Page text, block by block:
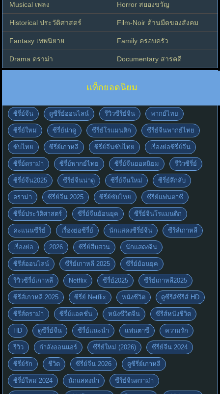
Musical เพลง Horror สยองขวัญ
Historical ประวัติศาสตร์ Film-Noir ด้านมืดของสังคม
Fantasy เทพนิยาย Family ครอบครัว
Drama ดราม่า Documentary สารคดี
แท็กยอดนิยม
ซีรี่ย์จีน ดูซีรี่ย์ออนไลน์ รีวิวซีรี่ย์จีน พากย์ไทย
ซีรี่ย์ใหม่ ซีรี่ย์น่าดู ซีรี่ย์โรแมนติก ซีรี่ย์จีนพากย์ไทย
ซับไทย ซีรี่ย์เกาหลี ซีรี่ย์จีนซับไทย เรื่องย่อซีรี่ย์จีน
ซีรี่ย์ดราม่า ซีรี่ย์พากย์ไทย ซีรี่ย์จีนยอดนิยม รีวิวซีรี่ย์
ซีรี่ย์จีน2025 ซีรี่ย์จีนน่าดู ซีรี่ย์จีนใหม่ ซีรี่ย์ลึกลับ
ดราม่า ซีรี่ย์จีน 2025 ซีรี่ย์ซับไทย ซีรี่ย์แฟนตาซี
ซีรี่ย์ประวัติศาสตร์ ซีรี่ย์จีนย้อนยุค ซีรี่ย์จีนโรแมนติก
คะแนนซีรี่ย์ เรื่องย่อซีรี่ย์ นักแสดงซีรี่ย์จีน ซีรีส์เกาหลี
เรื่องย่อ 2026 ซีรี่ย์สืบสวน นักแสดงจีน
ซีรีส์ออนไลน์ ซีรี่ย์เกาหลี 2025 ซีรี่ย์ย้อนยุค
รีวิวซีรี่ย์เกาหลี Netflix ซีรี่ย์2025 ซีรี่ย์เกาหลี2025
ซีรีส์เกาหลี 2025 ซีรี่ย์ Netflix หนังชีวิต ดูซีรีส์ซีรีส์ HD
ซีรีส์ดราม่า ซีรี่ย์แอคชั่น หนังชีวิตจีน ซีรีส์หนังชีวิต
HD ดูซีรี่ย์จีน ซีรี่ย์แนะนำ แฟนตาซี ความรัก
รีวิว กำลังออนแอร์ ซีรี่ย์ใหม่ (2026) ซีรี่ย์จีน 2024
ซีรี่ย์รัก ชีวิต ซีรี่ย์จีน 2026 ดูซีรี่ย์เกาหลี
ซีรี่ย์ใหม่ 2024 นักแสดงนำ ซีรี่ย์จีนดราม่า